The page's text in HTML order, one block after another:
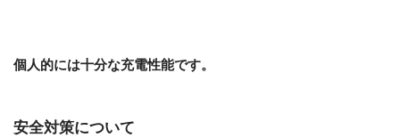
個人的には十分な充電性能です。
安全対策について